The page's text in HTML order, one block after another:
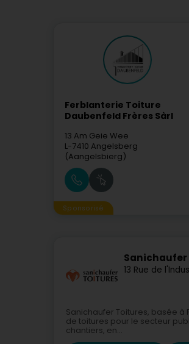
Ferblanterie Toiture
Daubenfeld Frères Sàrl
13 Am Geie Wee
L-7410 Angelsberg
(Aangelsbierg)
Sponsorisé
Sanichaufer
13 Rue de
Sanichaufer Toitures, basée à
de toitures pour le secteur
chantiers, en...